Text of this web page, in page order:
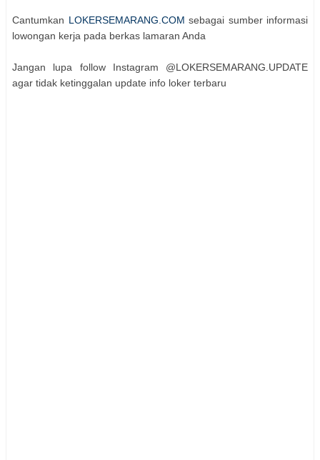
Cantumkan LOKERSEMARANG.COM sebagai sumber informasi
lowongan kerja pada berkas lamaran Anda
Jangan lupa follow Instagram @LOKERSEMARANG.UPDATE
agar tidak ketinggalan update info loker terbaru